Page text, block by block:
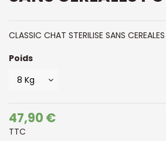
CLASSIC CHAT STERILISE SANS
Poids
47,90 €
TTC